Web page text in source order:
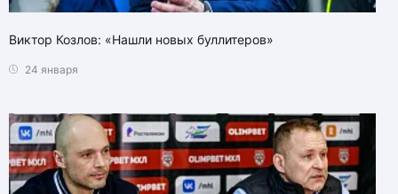
Виктор Козлов: «Нашли новых буллитеров»
24 января